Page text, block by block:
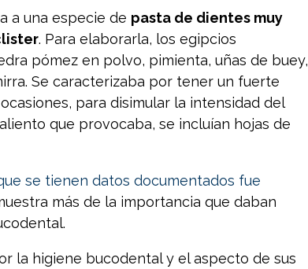
a una especie de pasta de dientes muy
. Para elaborarla, los egipcios
pómez en polvo, pimienta, uñas de buey,
Se caracterizaba por tener un fuerte
para disimular la intensidad del
que provocaba, se incluían hojas de
se tienen datos documentados fue
más de la importancia que daban
la higiene bucodental y el aspecto de sus